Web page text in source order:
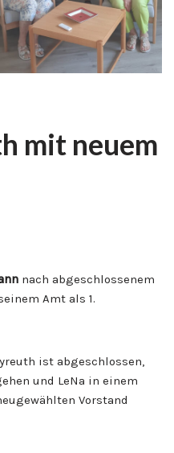
mit neuem
nach abgeschlossenem
Amt als 1.
ist abgeschlossen,
und LeNa in einem
Vorstand